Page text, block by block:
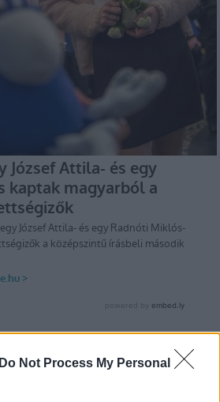
Do Not Process My Personal